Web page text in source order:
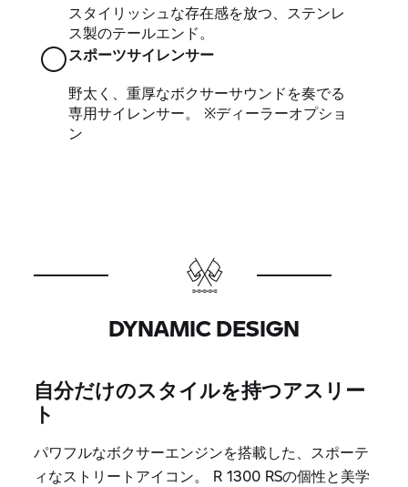
スタイリッシュな存在感を放つ、ステンレ
ス製のテールエンド。
スポーツサイレンサー
野太く、重厚なボクサーサウンドを奏でる
専用サイレンサー。 ※ディーラーオプショ
ン
DYNAMIC DESIGN
自分だけのスタイルを持つアスリー
ト
パワフルなボクサーエンジンを搭載した、スポーテ
ィなストリートアイコン。 R 1300 RSの個性と美学